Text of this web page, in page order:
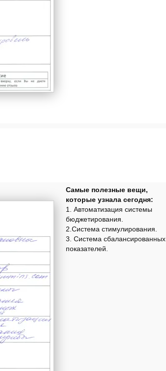
Самые полезные вещи,
которые узнала сегодня:
1. Автоматизация системы
бюджетирования.
2.Система стимулирования.
3. Система сбалансированных
показателей.